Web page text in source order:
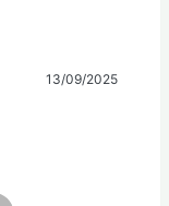
13/09/2025